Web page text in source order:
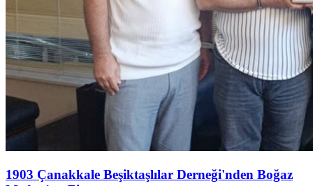
1903 Çanakkale Beşiktaşlılar Derneği'nden Boğaz